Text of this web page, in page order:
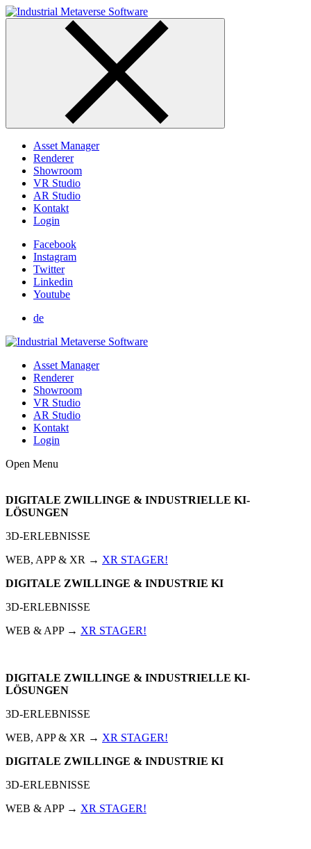
Skip
to
Asset Manager
Renderer
Showroom
VR Studio
AR Studio
Kontakt
Login
Facebook
Instagram
Twitter
Linkedin
Youtube
de
Asset Manager
Renderer
Showroom
VR Studio
AR Studio
Kontakt
Login
Open Menu
DIGITALE ZWILLINGE & INDUSTRIELLE KI-
LÖSUNGEN
3D-ERLEBNISSE
WEB, APP & XR → XR STAGER!
DIGITALE ZWILLINGE & INDUSTRIE KI
3D-ERLEBNISSE
WEB & APP → XR STAGER!
DIGITALE ZWILLINGE & INDUSTRIELLE KI-
LÖSUNGEN
3D-ERLEBNISSE
WEB, APP & XR → XR STAGER!
DIGITALE ZWILLINGE & INDUSTRIE KI
3D-ERLEBNISSE
WEB & APP → XR STAGER!